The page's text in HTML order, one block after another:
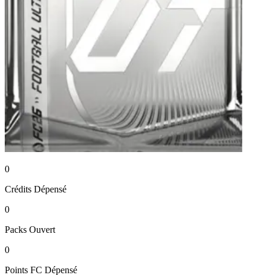
0
Crédits Dépensé
0
Packs Ouvert
0
Points FC Dépensé